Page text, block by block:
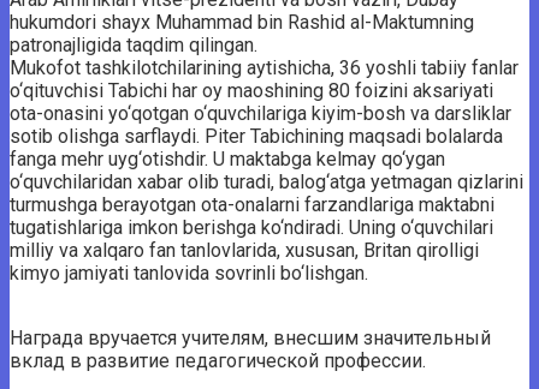
hukumdori shayx Muhammad bin Rashid al-Maktumning
patronajligida taqdim qilingan.
Mukofot tashkilotchilarining aytishicha, 36 yoshli tabiiy fanlar
o‘qituvchisi Tabichi har oy maoshining 80 foizini aksariyati
ota-onasini yo‘qotgan o‘quvchilariga kiyim-bosh va darsliklar
sotib olishga sarflaydi. Piter Tabichining maqsadi bolalarda
fanga mehr uyg‘otishdir. U maktabga kelmay qo‘ygan
o‘quvchilaridan xabar olib turadi, balog‘atga yetmagan qizlarini
turmushga berayotgan ota-onalarni farzandlariga maktabni
tugatishlariga imkon berishga ko‘ndiradi. Uning o‘quvchilari
milliy va xalqaro fan tanlovlarida, xususan, Britan qirolligi
kimyo jamiyati tanlovida sovrinli bo‘lishgan.
Награда вручается учителям, внесшим значительный
вклад в развитие педагогической профессии.